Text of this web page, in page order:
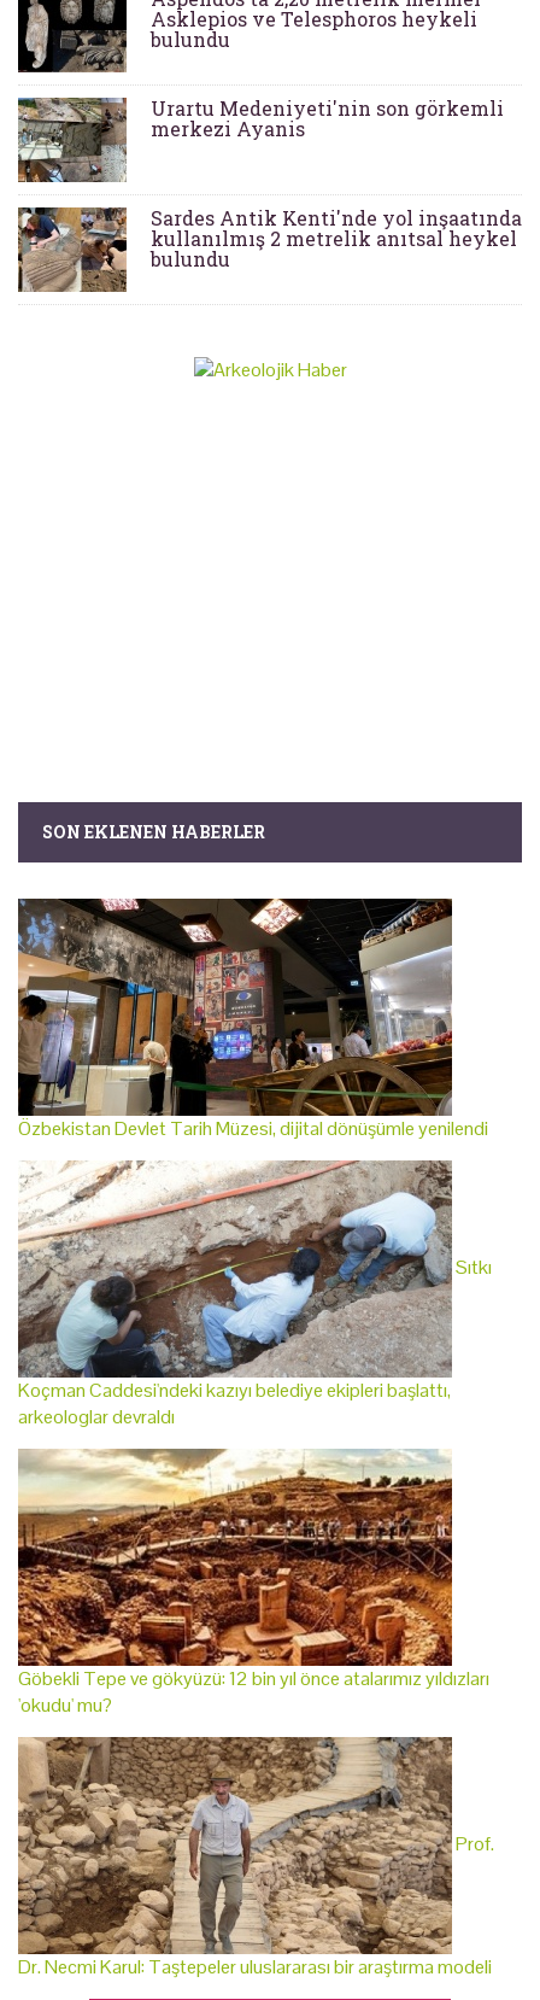
Asklepios ve Telesphoros heykeli
bulundu
Urartu Medeniyeti'nin son görkemli
merkezi Ayanis
Sardes Antik Kenti'nde yol inşaatında
kullanılmış 2 metrelik anıtsal heykel
bulundu
SON EKLENEN HABERLER
Özbekistan Devlet Tarih Müzesi, dijital dönüşümle yenilendi
Sıtkı
Koçman Caddesi'ndeki kazıyı belediye ekipleri başlattı,
arkeologlar devraldı
Göbekli Tepe ve gökyüzü: 12 bin yıl önce atalarımız yıldızları
'okudu' mu?
Prof.
Dr. Necmi Karul: Taştepeler uluslararası bir araştırma modeli